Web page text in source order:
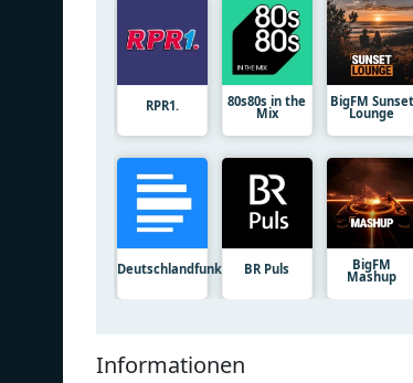
RPR1. 80s80s in the
Mix
BigFM Sunset
Lounge
Deutschlandfunk BR Puls BigFM
Mashup
Informationen